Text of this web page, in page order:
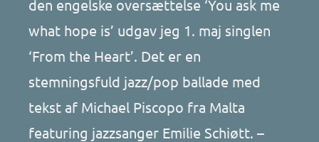
den engelske oversættelse ‘You ask me
what hope is’ udgav jeg 1. maj singlen
‘From the Heart’. Det er en
stemningsfuld jazz/pop ballade med
tekst af Michael Piscopo fra Malta
featuring jazzsanger Emilie Schiøtt. –